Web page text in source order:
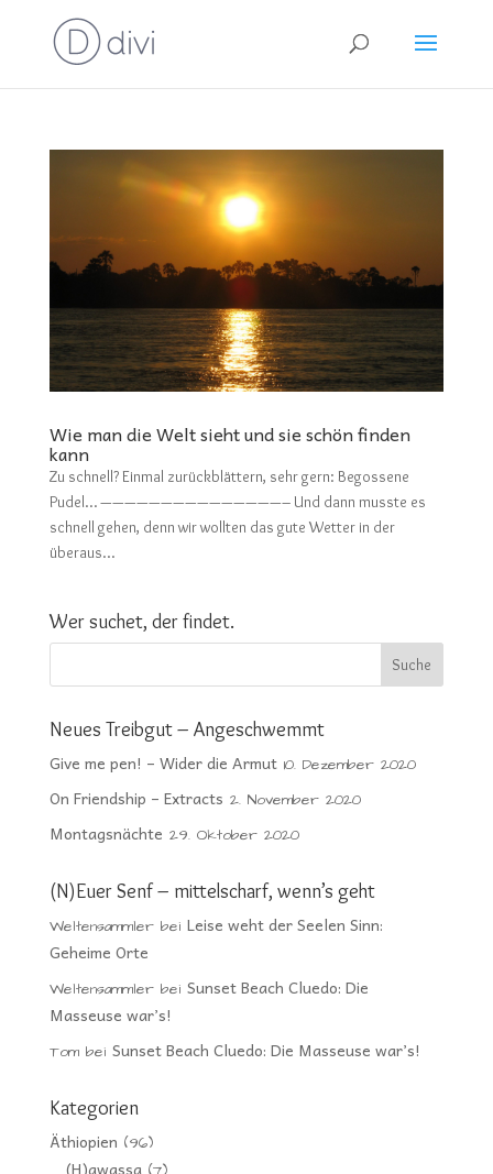
Wie man die Welt sieht und sie schön finden
kann
Zu schnell? Einmal zurückblättern, sehr gern: Begossene
Pudel… ———————————————– Und dann musste es
schnell gehen, denn wir wollten das gute Wetter in der
überaus...
Wer suchet, der findet.
Neues Treibgut – Angeschwemmt
Give me pen! – Wider die Armut 10. Dezember 2020
On Friendship – Extracts 2. November 2020
Montagsnächte 29. Oktober 2020
(N)Euer Senf – mittelscharf, wenn’s geht
Weltensammlerbei Leise weht der Seelen Sinn:
Geheime Orte
Weltensammlerbei Sunset Beach Cluedo: Die
Masseuse war’s!
Tombei Sunset Beach Cluedo: Die Masseuse war’s!
Kategorien
Äthiopien (96)
(H)awassa